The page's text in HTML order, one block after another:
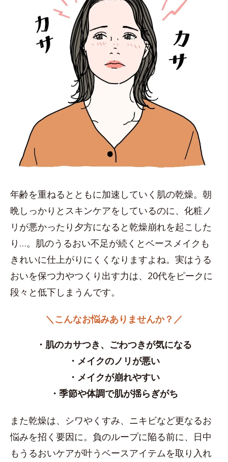
年齢を重ねるとともに加速していく肌の乾燥。朝
晩しっかりとスキンケアをしているのに、化粧ノ
リが悪かったり夕方になると乾燥崩れを起こした
り…。肌のうるおい不足が続くとベースメイクも
きれいに仕上がりにくくなりますよね。実はうる
おいを保つ力やつくり出す力は、20代をピークに
段々と低下しまうんです。
＼こんなお悩みありませんか？／
・肌のカサつき、ごわつきが気になる
・メイクのノリが悪い
・メイクが崩れやすい
・季節や体調で肌が揺らぎがち
また乾燥は、シワやくすみ、ニキビなど更なるお
悩みを招く要因に。負のループに陥る前に、日中
もうるおいケアが叶うベースアイテムを取り入れ